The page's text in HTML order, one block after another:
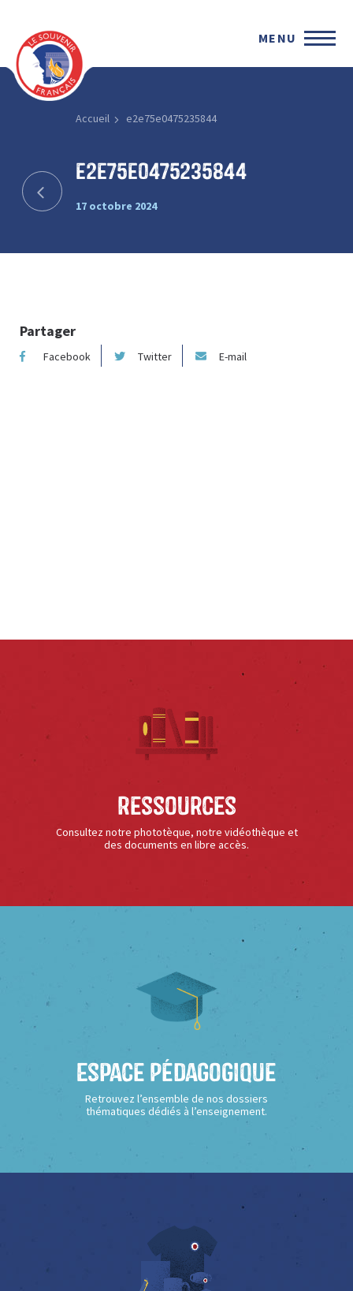
MENU
Accueil e2e75e0475235844
e2e75e0475235844
17 octobre 2024
Partager
Facebook Twitter E-mail
Ressources
Consultez notre phototèque, notre vidéothèque et
des documents en libre accès.
Espace Pédagogique
Retrouvez l’ensemble de nos dossiers
thématiques dédiés à l’enseignement.